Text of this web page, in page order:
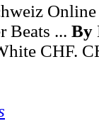
Beats ... By
CHF.